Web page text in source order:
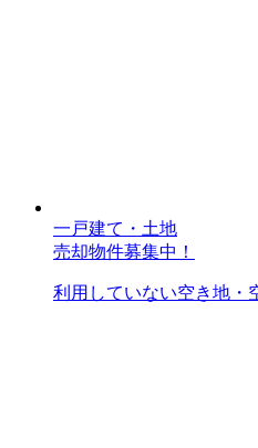
一戸建て・土地
売却物件募集中！
利用していない空き地・